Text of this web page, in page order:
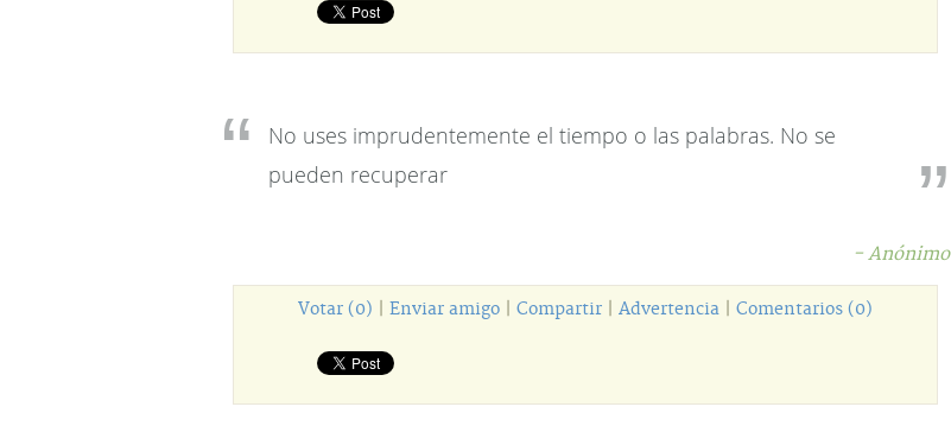
No uses imprudentemente el tiempo o las palabras. No se
pueden recuperar
- Anónimo
Votar (0) Enviar amigo Compartir Advertencia Comentarios (0)